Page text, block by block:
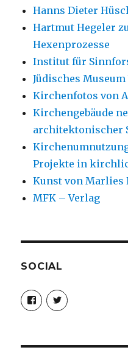
Hanns Dieter
Hartmut Hegeler
Hexenprozesse
Institut für
Jüdisches
Kirchenfotos von
Kirchengebäude
architektonischer
Projekte in
Kunst von Marlies
MFK – Verlag
SOCIAL
Profil
von
christoph.fleischer1
anzeigen
Profil
von
anzeigen